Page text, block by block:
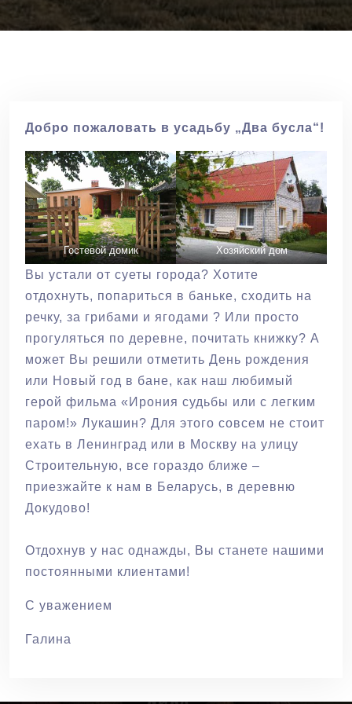
Добро пожаловать в усадьбу „Два бусла“!
Гостевой домик Хозяйский дом
Вы устали от суеты города? Хотите
отдохнуть, попариться в баньке, сходить на
речку, за грибами и ягодами ? Или просто
прогуляться по деревне, почитать книжку? А
может Вы решили отметить День рождения
или Новый год в бане, как наш любимый
герой фильма «Ирония судьбы или с легким
паром!» Лукашин? Для этого совсем не стоит
ехать в Ленинград или в Москву на улицу
Строительную, все гораздо ближе –
приезжайте к нам в Беларусь, в деревню
Докудово!
Отдохнув у нас однажды, Вы станете нашими
постоянными клиентами!
С уважением
Галина